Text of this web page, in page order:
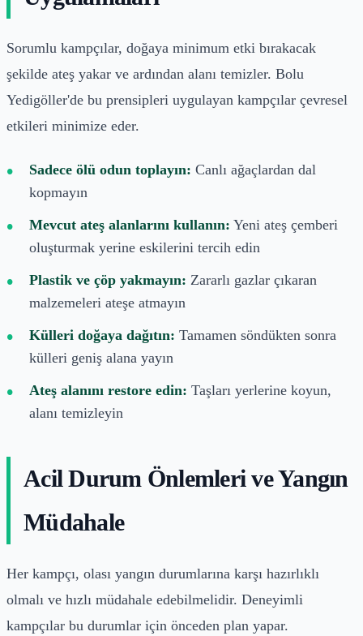
Sorumlu kampçılar, doğaya minimum etki bırakacak
şekilde ateş yakar ve ardından alanı temizler. Bolu
Yedigöller'de bu prensipleri uygulayan kampçılar çevresel
etkileri minimize eder.
Sadece ölü odun toplayın: Canlı ağaçlardan dal
kopmayın
Mevcut ateş alanlarını kullanın: Yeni ateş çemberi
oluşturmak yerine eskilerini tercih edin
Plastik ve çöp yakmayın: Zararlı gazlar çıkaran
malzemeleri ateşe atmayın
Külleri doğaya dağıtın: Tamamen söndükten sonra
külleri geniş alana yayın
Ateş alanını restore edin: Taşları yerlerine koyun,
alanı temizleyin
Acil Durum Önlemleri ve Yangın
Müdahale
Her kampçı, olası yangın durumlarına karşı hazırlıklı
olmalı ve hızlı müdahale edebilmelidir. Deneyimli
kampçılar bu durumlar için önceden plan yapar.